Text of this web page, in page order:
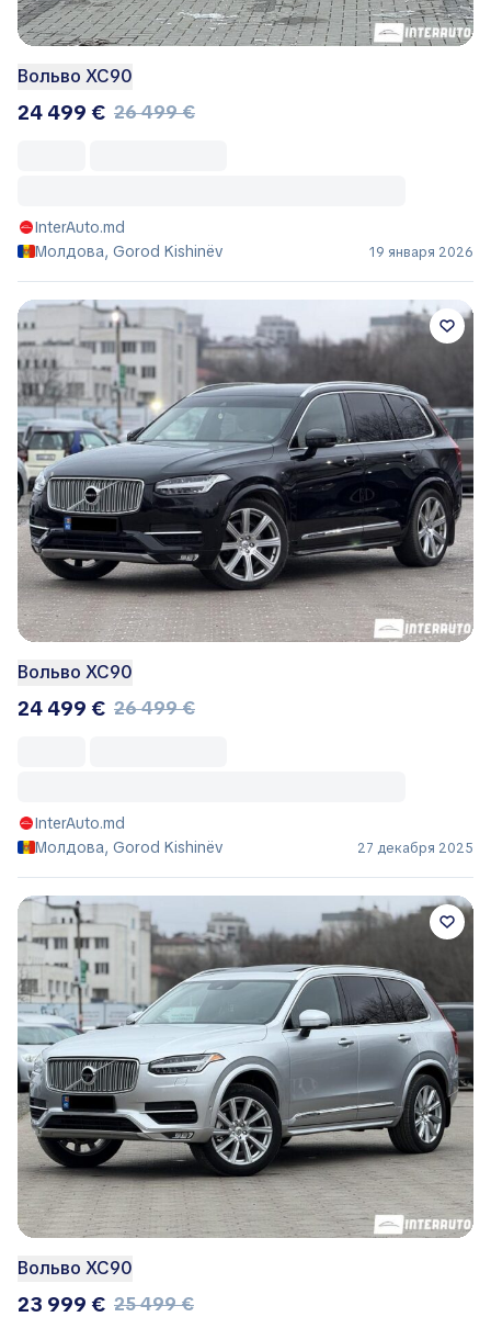
Вольво ХС90
24 499 € 26 499 €
InterAuto.md
Молдова, Gorod Kishinëv
19 января 2026
Вольво ХС90
24 499 € 26 499 €
InterAuto.md
Молдова, Gorod Kishinëv
27 декабря 2025
Вольво ХС90
23 999 € 25 499 €